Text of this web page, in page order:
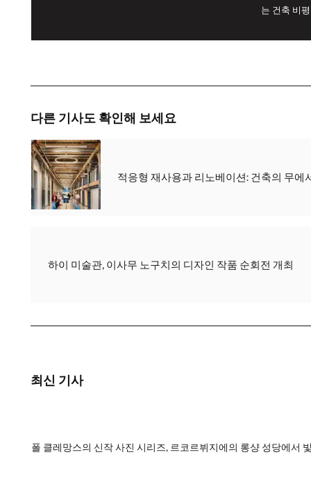
는 건축 비
다른 기사도 확인해 보세요
적응형 재사용과 리노베이션: 건축의 무
하이 미술관, 이사무 노구치의 디자인 작품 순회전 개최
최신 기사
폴 클레망스의 신작 사진 시리즈, 르코르뷔지에의 롱샹 성당에서